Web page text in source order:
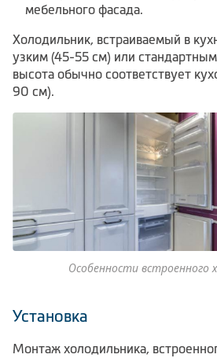
мебельного фасада.
Холодильник, встраиваемый в
узким (45-55 см) или
высота обычно соответствует
90 см).
Особенности встроенного
Установка
Монтаж холодильника,